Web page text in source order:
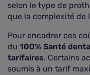
selon le type de
que la complexité de
Pour encadrer ces
du 100% Santé
tarifaires. Certains
soumis à un tarif